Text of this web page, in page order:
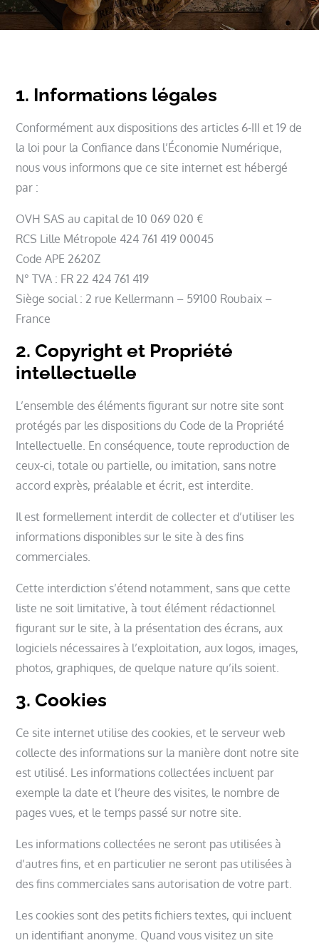
1. Informations légales
Conformément aux dispositions des articles 6-III et 19 de
la loi pour la Confiance dans l’Économie Numérique,
nous vous informons que ce site internet est hébergé
par :
OVH SAS au capital de 10 069 020 €
RCS Lille Métropole 424 761 419 00045
Code APE 2620Z
N° TVA : FR 22 424 761 419
Siège social : 2 rue Kellermann – 59100 Roubaix –
France
2. Copyright et Propriété
intellectuelle
L’ensemble des éléments figurant sur notre site sont
protégés par les dispositions du Code de la Propriété
Intellectuelle. En conséquence, toute reproduction de
ceux-ci, totale ou partielle, ou imitation, sans notre
accord exprès, préalable et écrit, est interdite.
Il est formellement interdit de collecter et d’utiliser les
informations disponibles sur le site à des fins
commerciales.
Cette interdiction s’étend notamment, sans que cette
liste ne soit limitative, à tout élément rédactionnel
figurant sur le site, à la présentation des écrans, aux
logiciels nécessaires à l’exploitation, aux logos, images,
photos, graphiques, de quelque nature qu’ils soient.
3. Cookies
Ce site internet utilise des cookies, et le serveur web
collecte des informations sur la manière dont notre site
est utilisé. Les informations collectées incluent par
exemple la date et l’heure des visites, le nombre de
pages vues, et le temps passé sur notre site.
Les informations collectées ne seront pas utilisées à
d’autres fins, et en particulier ne seront pas utilisées à
des fins commerciales sans autorisation de votre part.
Les cookies sont des petits fichiers textes, qui incluent
un identifiant anonyme. Quand vous visitez un site